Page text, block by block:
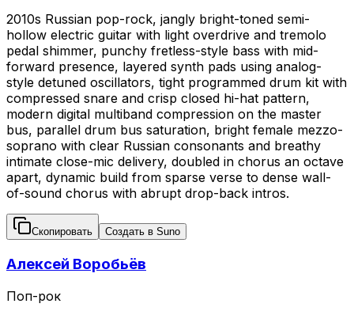
2010s Russian pop-rock, jangly bright-toned semi-
hollow electric guitar with light overdrive and tremolo
pedal shimmer, punchy fretless-style bass with mid-
forward presence, layered synth pads using analog-
style detuned oscillators, tight programmed drum kit with
compressed snare and crisp closed hi-hat pattern,
modern digital multiband compression on the master
bus, parallel drum bus saturation, bright female mezzo-
soprano with clear Russian consonants and breathy
intimate close-mic delivery, doubled in chorus an octave
apart, dynamic build from sparse verse to dense wall-
of-sound chorus with abrupt drop-back intros.
Скопировать Создать в Suno
Алексей Воробьёв
Поп-рок